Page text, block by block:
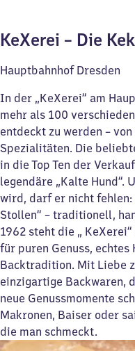
KeXerei – Die
Hauptbahnhof Dresden
In der „KeXerei“ am
mehr als 100
entdeckt zu werden –
Spezialitäten. Die
in die Top Ten der
legendäre „Kalte Hund“.
wird, darf er nicht
Stollen“ – traditionell,
1962 steht die „­
für puren Genuss,
Backtradition. Mit Liebe
einzigartige Backwaren,
neue Genussmomente
Makronen, Baiser oder
die man schmeckt.